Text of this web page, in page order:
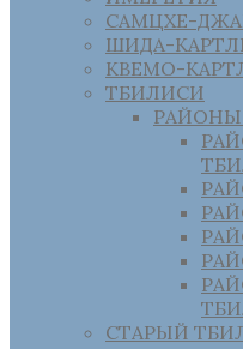
САМЦХЕ-
ШИДА-
КВЕМО-
ТБИЛИСИ
СТАРЫЙ